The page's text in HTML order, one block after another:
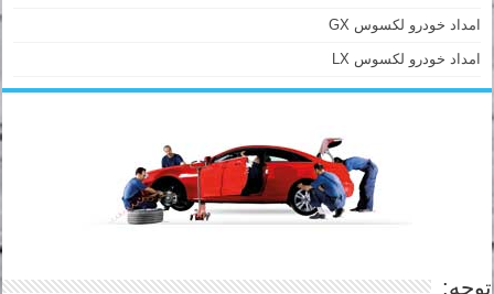
امداد خودرو لکسوس GX
امداد خودرو لکسوس LX
توجه: